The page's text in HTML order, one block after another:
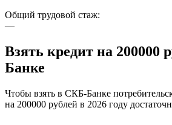
Общий трудовой стаж:
—
Взять кредит на 200000
Банке
Чтобы взять в СКБ-Банке
на 200000 рублей в 2026 году